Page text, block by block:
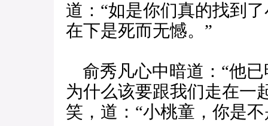
道：“如是你们真的找到
在下是死而无憾。”
俞秀凡心中暗道：“他
为什么该要跟我们走在一
笑，道：“小桃童，你是